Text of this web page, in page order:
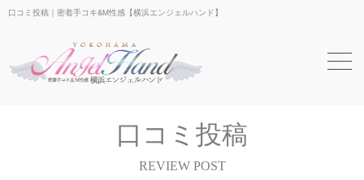
口コミ投稿｜密着手コキ&M性感【横浜エンジェルハンド】
口コミ投稿
REVIEW POST